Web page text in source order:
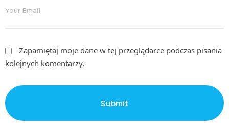
Zapamiętaj moje dane w tej przeglądarce podczas pisania
kolejnych komentarzy.
Submit